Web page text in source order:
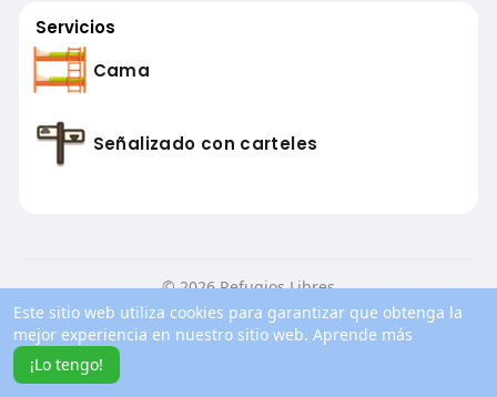
Este sitio web utiliza cookies para garantizar que obtenga la
mejor experiencia en nuestro sitio web. Aprende más
¡Lo tengo!
Servicios
Cama
Señalizado con carteles
© 2026 Refugios Libres
Inicio
Conocenos Contacto
Política de privacidad
Condiciones de uso
Blog
Más información